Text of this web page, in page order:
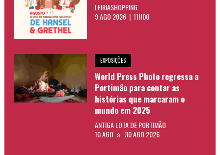
LEIRIASHOPPING
9 AGO 2026 | 11H00
EXPOSIÇÕES
World Press Photo regressa a
Portimão para contar as
histórias que marcaram o
mundo em 2025
ANTIGA LOTA DE PORTIMÃO
10 AGO a 30 AGO 2026